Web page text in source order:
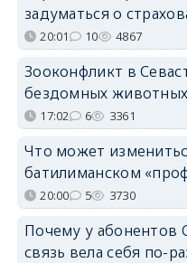
задуматься о
20:01 10 4867
Зооконфликт в
бездомных
17:02 6 3361
Что может
батилиманском
20:00 5 3730
Почему у абонентов
связь вела себя по-